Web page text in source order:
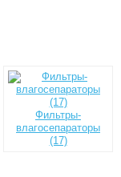
Фильтры-
влагосепараторы
(17)